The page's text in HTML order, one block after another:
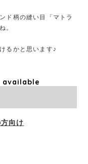
ド柄の縫い目「マトラ
。
るかと思います♪
向け